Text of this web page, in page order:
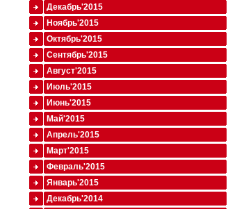
Декабрь'2015
Ноябрь'2015
Октябрь'2015
Сентябрь'2015
Август'2015
Июль'2015
Июнь'2015
Май'2015
Апрель'2015
Март'2015
Февраль'2015
Январь'2015
Декабрь'2014